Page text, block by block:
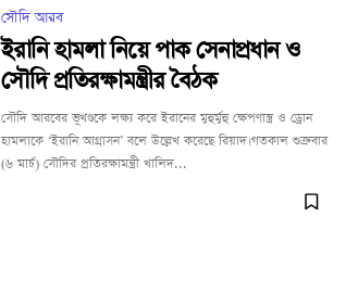
সৌদি আরব
ইরানি হামলা নিয়ে পাক সেনাপ্রধান ও
সৌদি প্রতিরক্ষামন্ত্রীর বৈঠক
সৌদি আরবের ভূখণ্ডকে লক্ষ্য করে ইরানের মুহুর্মুহু ক্ষেপণাস্ত্র ও ড্রোন
হামলাকে ‘ইরানি আগ্রাসন’ বলে উল্লেখ করেছে রিয়াদ।গতকাল শুক্রবার
(৬ মার্চ) সৌদির প্রতিরক্ষামন্ত্রী খালিদ...